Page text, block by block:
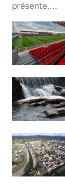
présente.…